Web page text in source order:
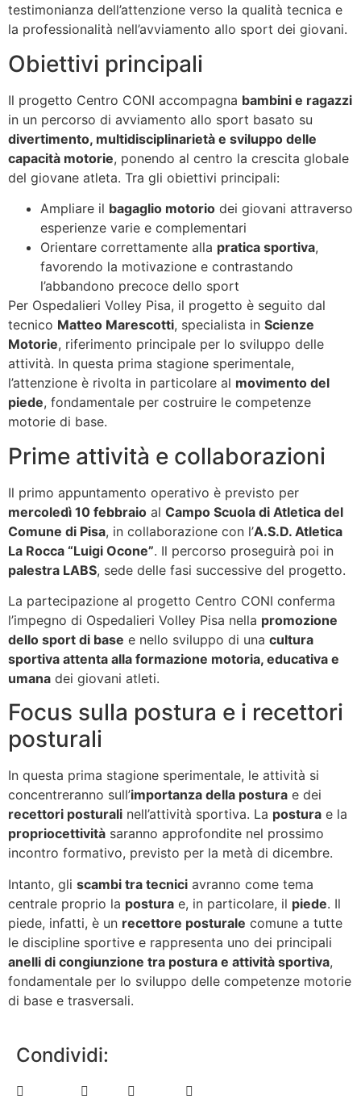
testimonianza dell’attenzione verso la qualità tecnica e
la professionalità nell’avviamento allo sport dei giovani.
Obiettivi principali
Il progetto Centro CONI accompagna bambini e ragazzi
in un percorso di avviamento allo sport basato su
divertimento, multidisciplinarietà e sviluppo delle
capacità motorie, ponendo al centro la crescita globale
del giovane atleta. Tra gli obiettivi principali:
Ampliare il bagaglio motorio dei giovani attraverso
esperienze varie e complementari
Orientare correttamente alla pratica sportiva,
favorendo la motivazione e contrastando
l’abbandono precoce dello sport
Per Ospedalieri Volley Pisa, il progetto è seguito dal
tecnico Matteo Marescotti, specialista in Scienze
Motorie, riferimento principale per lo sviluppo delle
attività. In questa prima stagione sperimentale,
l’attenzione è rivolta in particolare al movimento del
piede, fondamentale per costruire le competenze
motorie di base.
Prime attività e collaborazioni
Il primo appuntamento operativo è previsto per
mercoledì 10 febbraio al Campo Scuola di Atletica del
Comune di Pisa, in collaborazione con l’A.S.D. Atletica
La Rocca “Luigi Ocone”. Il percorso proseguirà poi in
palestra LABS, sede delle fasi successive del progetto.
La partecipazione al progetto Centro CONI conferma
l’impegno di Ospedalieri Volley Pisa nella promozione
dello sport di base e nello sviluppo di una cultura
sportiva attenta alla formazione motoria, educativa e
umana dei giovani atleti.
Focus sulla postura e i recettori
posturali
In questa prima stagione sperimentale, le attività si
concentreranno sull’importanza della postura e dei
recettori posturali nell’attività sportiva. La postura e la
propriocettività saranno approfondite nel prossimo
incontro formativo, previsto per la metà di dicembre.
Intanto, gli scambi tra tecnici avranno come tema
centrale proprio la postura e, in particolare, il piede. Il
piede, infatti, è un recettore posturale comune a tutte
le discipline sportive e rappresenta uno dei principali
anelli di congiunzione tra postura e attività sportiva,
fondamentale per lo sviluppo delle competenze motorie
di base e trasversali.
Condividi: